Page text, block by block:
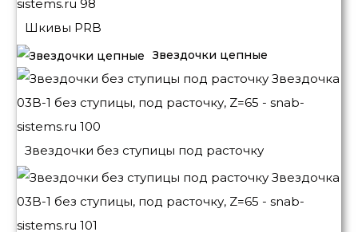
Шкивы PRB
Звездочки цепные
Звездочки без ступицы под расточку